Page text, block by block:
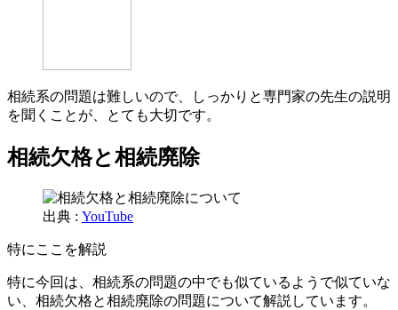
相続系の問題は難しいので、しっかりと専門家の先生の説明
を聞くことが、とても大切です。
相続欠格と相続廃除
出典 : YouTube
特にここを解説
特に今回は、相続系の問題の中でも似ているようで似ていな
い、相続欠格と相続廃除の問題について解説しています。